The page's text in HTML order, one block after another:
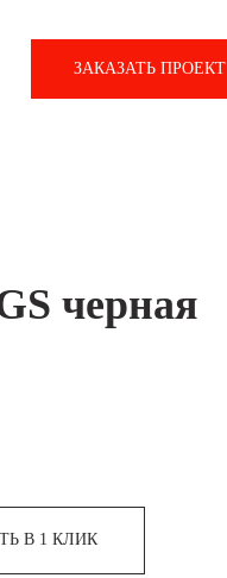
ЗАКАЗАТЬ ПРОЕКТ
черная
В 1 КЛИК